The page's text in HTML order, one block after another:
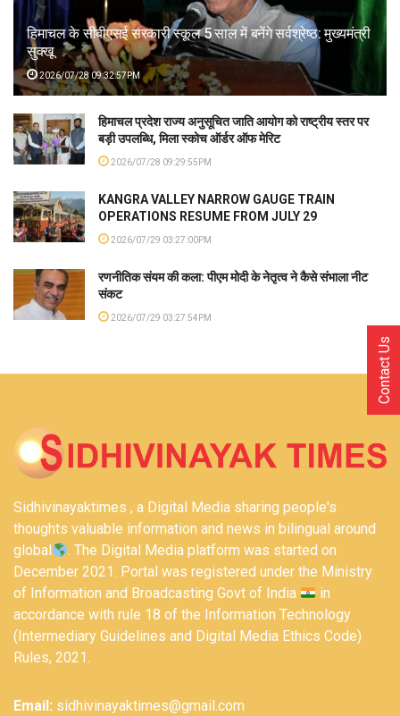
हिमाचल के सीबीएसई सरकारी स्कूल 5 साल में बनेंगे सर्वश्रेष्ठ: मुख्यमंत्री
सुक्खू
2026/07/28 09:32:57PM
हिमाचल प्रदेश राज्य अनुसूचित जाति आयोग को राष्ट्रीय स्तर पर
बड़ी उपलब्धि, मिला स्कोच ऑर्डर ऑफ मेरिट
2026/07/28 09:29:55PM
KANGRA VALLEY NARROW GAUGE TRAIN
OPERATIONS RESUME FROM JULY 29
2026/07/29 03:27:00PM
रणनीतिक संयम की कला: पीएम मोदी के नेतृत्व ने कैसे संभाला नीट
संकट
2026/07/29 03:27:54PM
Sidhivinayaktimes , a Digital Media sharing people's
thoughts valuable information and news in bilingual around
global
. The Digital Media platform was started on
December 2021. Portal was registered under the Ministry
of Information and Broadcasting Govt of India
in
accordance with rule 18 of the Information Technology
(Intermediary Guidelines and Digital Media Ethics Code)
Rules, 2021.
Email: sidhivinayaktimes@gmail.com
Contact Us